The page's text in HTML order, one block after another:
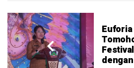
Euforia